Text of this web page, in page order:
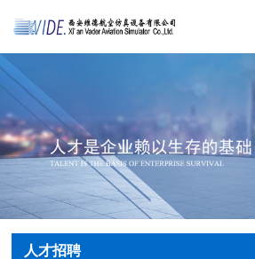
人才招聘